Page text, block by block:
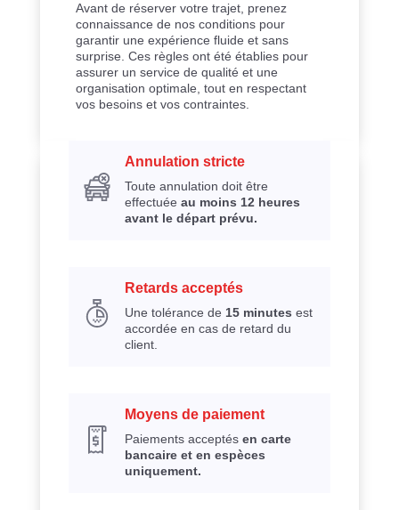
Avant de réserver votre trajet, prenez
connaissance de nos conditions pour
garantir une expérience fluide et sans
surprise. Ces règles ont été établies pour
assurer un service de qualité et une
organisation optimale, tout en respectant
vos besoins et vos contraintes.
Annulation stricte
Toute annulation doit être
effectuée au moins 12 heures
avant le départ prévu.
Retards acceptés
Une tolérance de 15 minutes est
accordée en cas de retard du
client.
Moyens de paiement
Paiements acceptés en carte
bancaire et en espèces
uniquement.